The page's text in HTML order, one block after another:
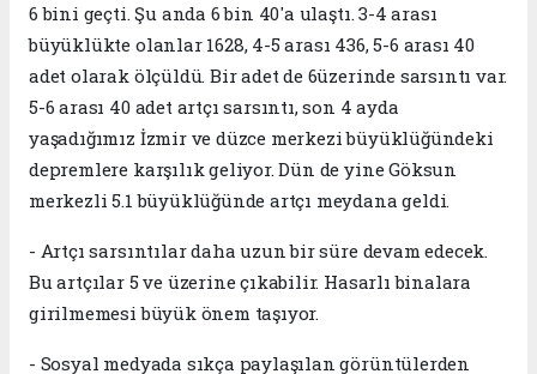
6 bini geçti. Şu anda 6 bin 40'a ulaştı. 3-4 arası
büyüklükte olanlar 1628, 4-5 arası 436, 5-6 arası 40
adet olarak ölçüldü. Bir adet de 6üzerinde sarsıntı var.
5-6 arası 40 adet artçı sarsıntı, son 4 ayda
yaşadığımız İzmir ve düzce merkezi büyüklüğündeki
depremlere karşılık geliyor. Dün de yine Göksun
merkezli 5.1 büyüklüğünde artçı meydana geldi.
- Artçı sarsıntılar daha uzun bir süre devam edecek.
Bu artçılar 5 ve üzerine çıkabilir. Hasarlı binalara
girilmemesi büyük önem taşıyor.
- Sosyal medyada sıkça paylaşılan görüntülerden